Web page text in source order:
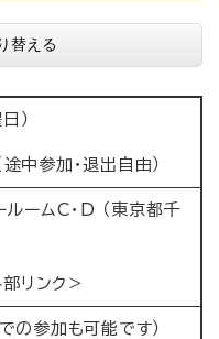
替える
）
参加・退出自由）
ームC・D （東京都千
リンク＞
の参加も可能です）